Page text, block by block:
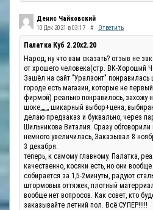
Денис Чайковский
10 Дек 2021 в 03:17 # Ответить
Палатка Куб 2.20x2.20
Народ, ну что вам сказать? отзыв не
от хрошего человека(стр. ВК-Хороший
Зашёл на сайт "Уралзонт" понравилась
городе есть магазин, которые не
фирмой) реально понравилось, захожу
шоке,,,,,,, шикарный выбор+цена,
делаю предзаказ и буквально, через
Шильникова Виталия. Сразу обговорили
немного увеличилась, Заказывал 8
3 декабря.
теперь, к самому главному. Палатка,
качественно, косяки есть, но они
собирается за 1,5-2минуты, радуют
штормовых оттяжек, плотный
вообще нет вопросов. Как совет, кто
заказывайте летний пол. Всё СУПЕР!!!!!